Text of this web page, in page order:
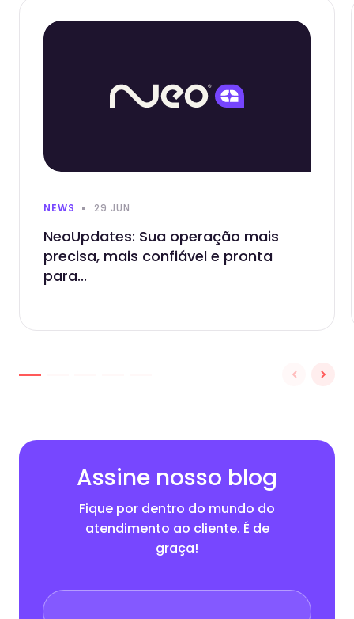
NEWS 29 JUN
NeoUpdates: Sua operação mais
precisa, mais confiável e pronta
para...
Assine nosso blog
Fique por dentro do mundo do
atendimento ao cliente. É de
graça!